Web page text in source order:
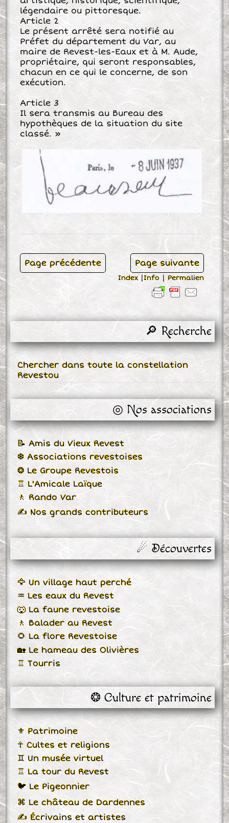
légendaire ou pittoresque.
Article 2
Le présent arrêté sera notifié au
Préfet du département du Var, au
maire de Revest-les-Eaux et à M. Aude,
propriétaire, qui seront responsables,
chacun en ce qui le concerne, de son
exécution.
Article 3
Il sera transmis au Bureau des
hypothèques de la situation du site
classé. »
Page précédente Page suivante
Index|Info | Permalien
🔎 Recherche
Chercher dans toute la constellation
Revestou
◎ Nos associations
📝 Amis du Vieux Revest
❆ Associations revestoises
❂ Le Groupe Revestois
♖ L'Amicale Laïque
🚶 Rando Var
✍ Nos grands contributeurs
☄ Découvertes
🦅 Un village haut perché
♒ Les eaux du Revest
🐺 La faune revestoise
🚶 Balader au Revest
🌻 La flore Revestoise
🏡 Le hameau des Olivières
♖ Tourris
❂ Culture et patrimoine
⚜ Patrimoine
☥ Cultes et religions
♊ Un musée virtuel
♖ La tour du Revest
🐦 Le Pigeonnier
⌘ Le château de Dardennes
✍ Écrivains et artistes